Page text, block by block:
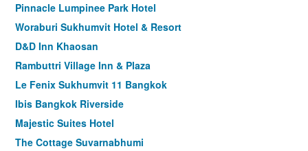
Pinnacle Lumpinee Park Hotel
Woraburi Sukhumvit Hotel & Resort
D&D Inn Khaosan
Rambuttri Village Inn & Plaza
Le Fenix Sukhumvit 11 Bangkok
Ibis Bangkok Riverside
Majestic Suites Hotel
The Cottage Suvarnabhumi